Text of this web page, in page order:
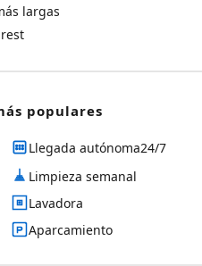
largas
populares
Llegada autónoma24/7
Limpieza semanal
Lavadora
Aparcamiento